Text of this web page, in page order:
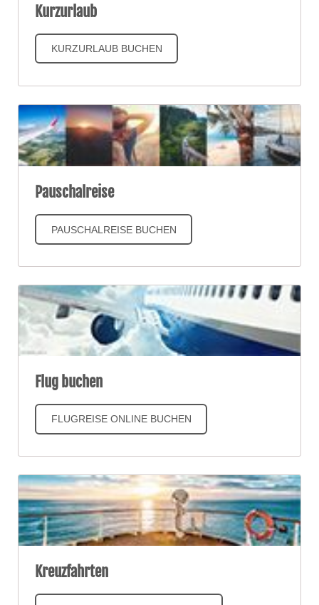
Kurzurlaub
KURZURLAUB BUCHEN
Pauschalreise
PAUSCHALREISE BUCHEN
Flug buchen
FLUGREISE ONLINE BUCHEN
Kreuzfahrten